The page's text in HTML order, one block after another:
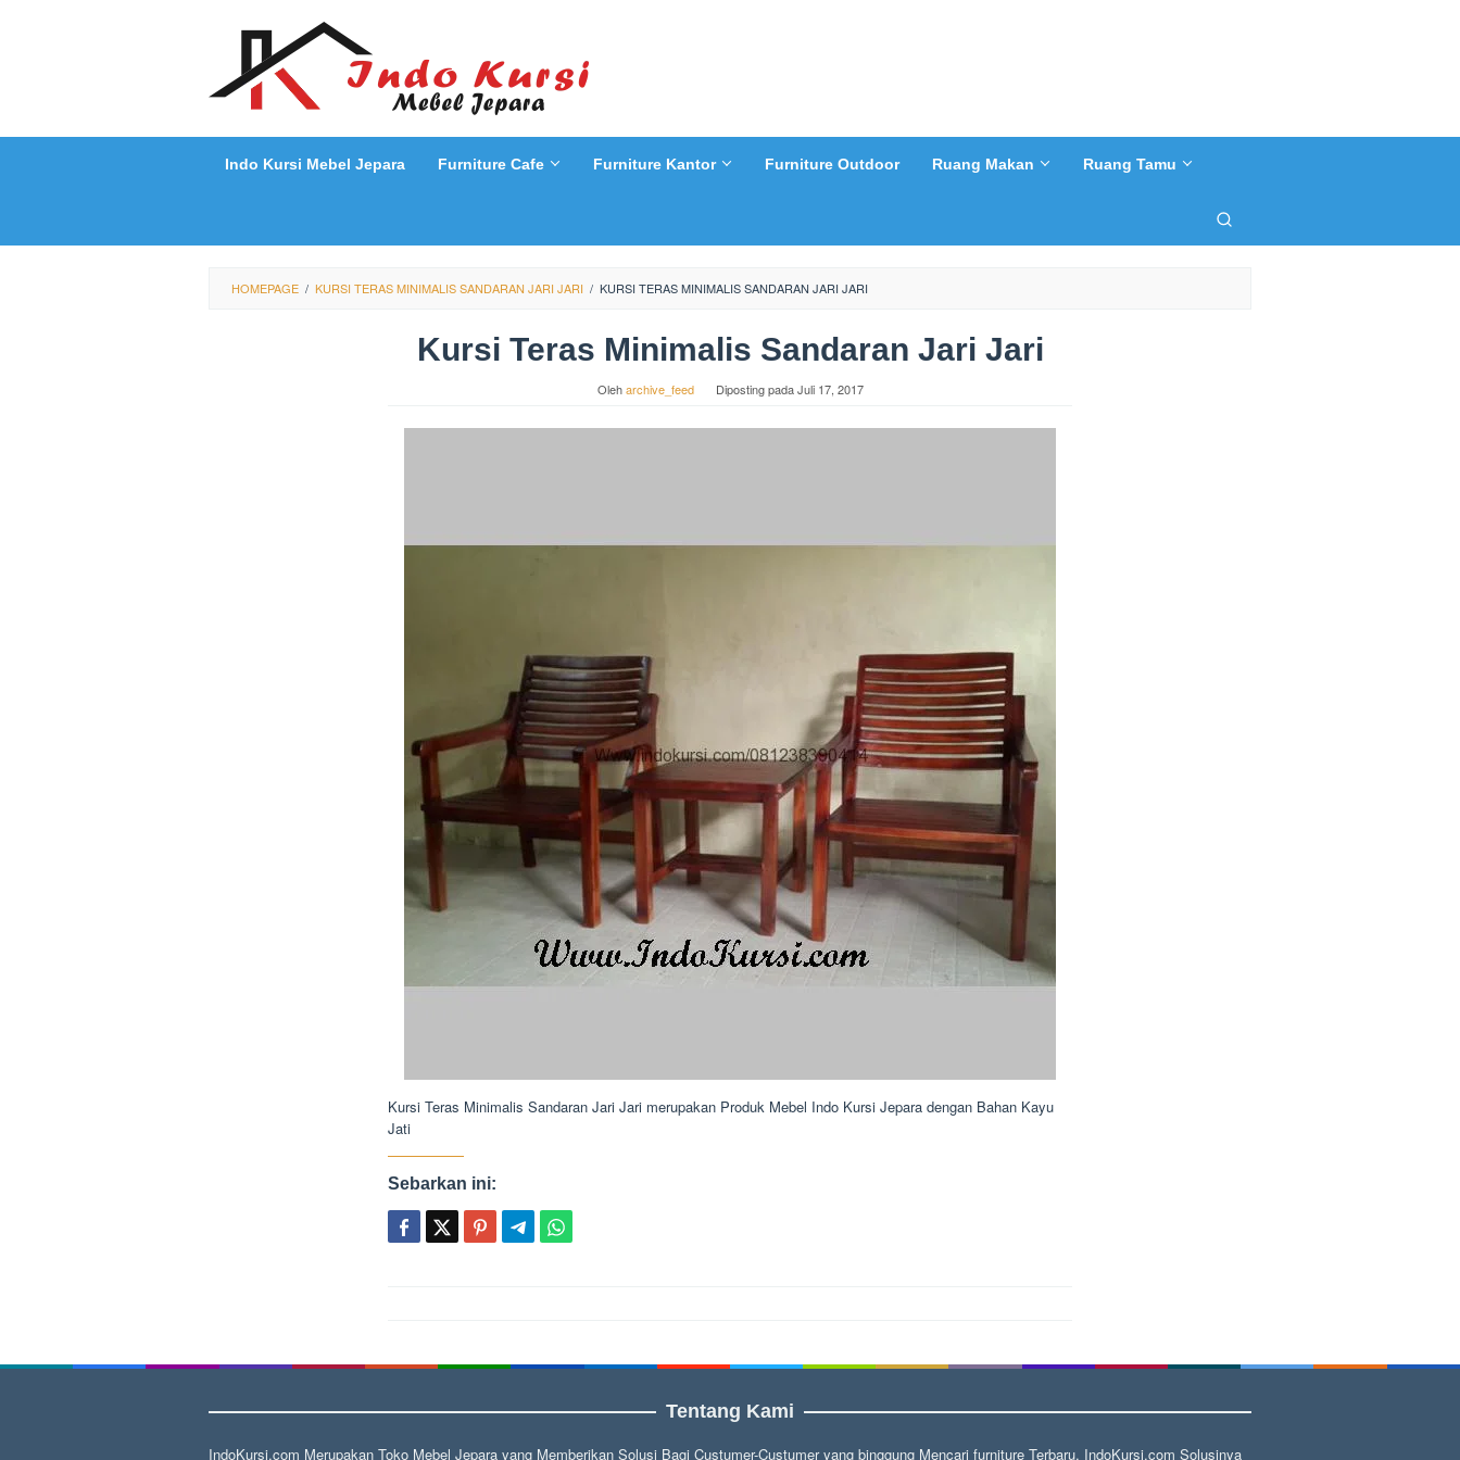
Indo Kursi Mebel Jepara Furniture Cafe Furniture Kantor Furniture Outdoor Ruang Makan Ruang Tamu
HOMEPAGE / KURSI TERAS MINIMALIS SANDARAN JARI JARI / KURSI TERAS MINIMALIS SANDARAN JARI JARI
Kursi Teras Minimalis Sandaran Jari Jari
Oleharchive_feed Diposting padaJuli 17, 2017
Kursi Teras Minimalis Sandaran Jari Jari merupakan Produk Mebel Indo Kursi Jepara dengan Bahan Kayu
Jati
Sebarkan ini:
Tentang Kami
IndoKursi.com Merupakan Toko Mebel Jepara yang Memberikan Solusi Bagi Custumer-Custumer yang binggung Mencari furniture Terbaru, IndoKursi.com Solusinya